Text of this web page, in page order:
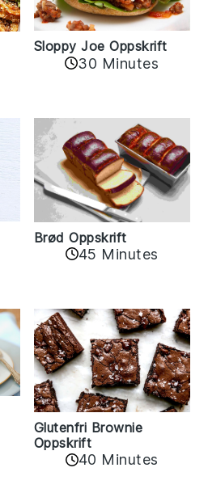
Sloppy Joe Oppskrift
30 Minutes
Brød Oppskrift
45 Minutes
Glutenfri Brownie
Oppskrift
40 Minutes